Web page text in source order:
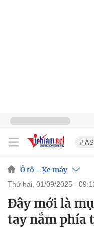
#
Ô tô - Xe máy
thứ hai, 01/09/2025 -
Đây mới là
tay nắm phía